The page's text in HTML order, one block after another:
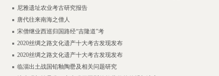
尼雅遗址农业考古研究报告
唐代往来南海之僧人
宋僧继业西巡归国路经“吉隆道”考​
2020丝绸之路文化遗产十大考古发现发布
2020丝绸之路文化遗产十大考古发现发布
临淄出土战国铅釉陶罍及相关问题研究